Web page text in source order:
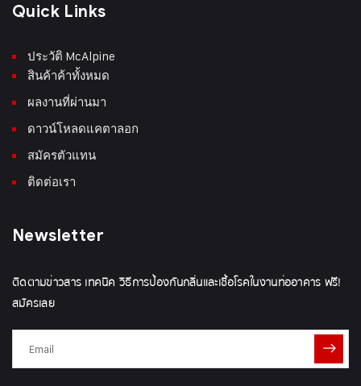
Quick Links
ประวัติ McAlpine
สินค้าค้าทั้งหมด
ผลงานที่ผ่านมา
ดาวน์โหลดแคตาลอก
สมัครตัวแทน
ติดต่อเรา
Newsletter
ติดตามข่าวสาร เทคนิค วิธีการป้องกันกลิ่นและเชื้อโรคในงานท่ออาคาร ฟรี!
สมัครเลย